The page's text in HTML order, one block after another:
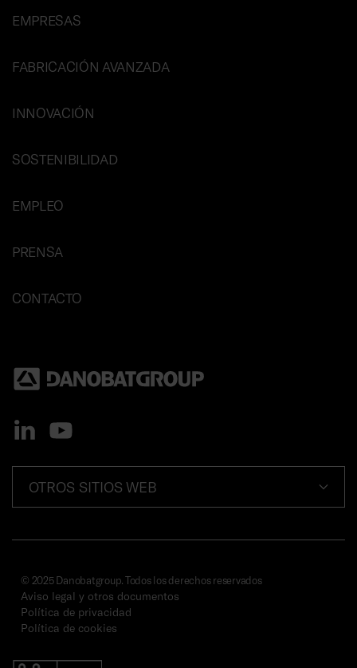
EMPRESAS
FABRICACIÓN AVANZADA
INNOVACIÓN
SOSTENIBILIDAD
EMPLEO
PRENSA
CONTACTO
OTROS SITIOS WEB
© 2025 Danobatgroup. Todos los derechos reservados
Aviso legal y otros documentos
Política de privacidad
Política de cookies